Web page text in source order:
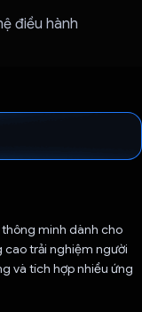
điều hành
minh dành cho
cao trải nghiệm người
và tích hợp nhiều ứng